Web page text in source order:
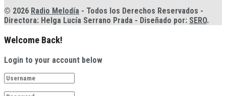
© 2026 Radio Melodía - Todos los Derechos Reservados -
Directora: Helga Lucía Serrano Prada - Diseñado por: SERO.
Welcome Back!
Login to your account below